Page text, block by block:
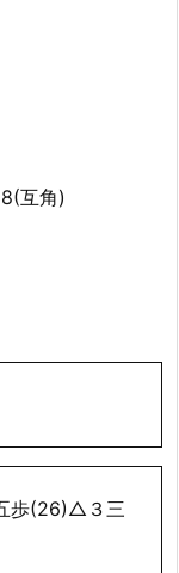
互角)
歩(26)△３三